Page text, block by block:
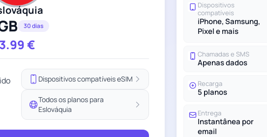
30 dias
3.99€
Dispositivos compatíveis eSIM
Todos os planos para
Eslováquia
Dispositivos
compatíveis
iPhone, Samsung,
Pixel e mais
Chamadas e SMS
Apenas dados
Recarga
5 planos
Entrega
Instantânea por
email